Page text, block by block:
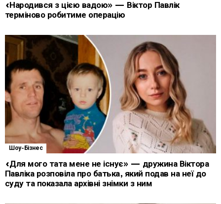
«Народився з цією вадою» — Віктор Павлік
терміново робитиме операцію
Шоу-Бізнес
«Для мого тата мене не існує» — дружина Віктора
Павліка розповіла про батька, який подав на неї до
суду та показала архівні знімки з ним